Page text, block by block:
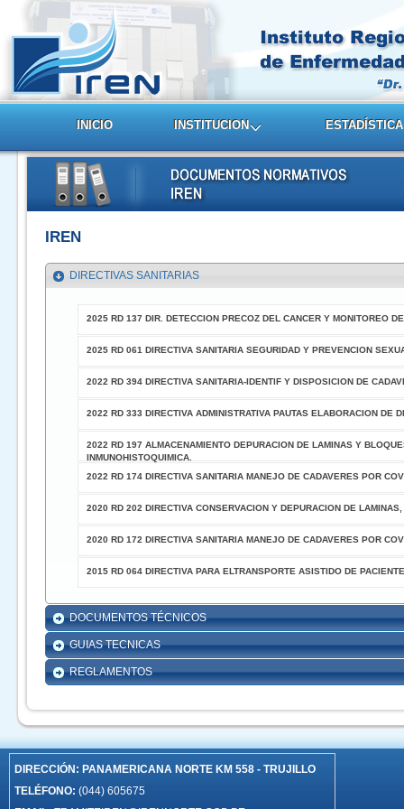
INICIO INSTITUCION ESTADÍSTICA
IREN
DIRECTIVAS SANITARIAS
2025 RD 137 DIR. DETECCION PRECOZ DEL CANCER Y MONITOREO
2025 RD 061 DIRECTIVA SANITARIA SEGURIDAD Y PREVENCION
2022 RD 394 DIRECTIVA SANITARIA-IDENTIF Y DISPOSICION DE
2022 RD 333 DIRECTIVA ADMINISTRATIVA PAUTAS ELABORACION DE
2022 RD 197 ALMACENAMIENTO DEPURACION DE LAMINAS Y
INMUNOHISTOQUIMICA.
2022 RD 174 DIRECTIVA SANITARIA MANEJO DE CADAVERES POR
2020 RD 202 DIRECTIVA CONSERVACION Y DEPURACION DE
2020 RD 172 DIRECTIVA SANITARIA MANEJO DE CADAVERES POR
2015 RD 064 DIRECTIVA PARA ELTRANSPORTE ASISTIDO DE
DOCUMENTOS TÉCNICOS
GUIAS TECNICAS
REGLAMENTOS
DIRECCIÓN: PANAMERICANA NORTE KM 558 - TRUJILLO
TELÉFONO: (044) 605675